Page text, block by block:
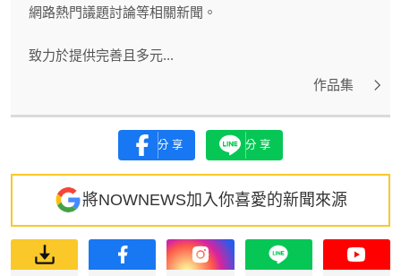
網路熱門議題討論等相關新聞。
致力於提供完善且多元...
作品集
分享 分享
將NOWNEWS加入你喜愛的新聞來源